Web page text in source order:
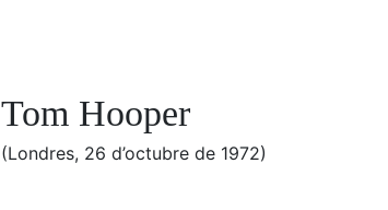
Tom Hooper
(Londres, 26 d’octubre de 1972)